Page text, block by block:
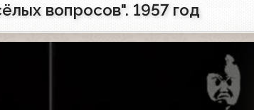
вопросов". 1957 год